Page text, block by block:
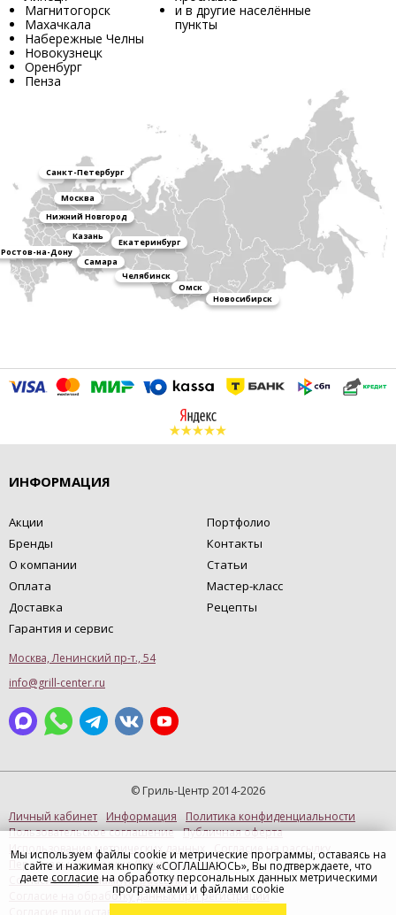
Магнитогорск
Махачкала
Набережные Челны
Новокузнецк
Оренбург
Пенза
и в другие населённые
пункты
Санкт-Петербург
Москва
Нижний Новгород
Казань
Екатеринбург
Ростов-на-Дону
Самара
Челябинск
Омск
Новосибирск
ИНФОРМАЦИЯ
Акции
Бренды
О компании
Оплата
Доставка
Гарантия и сервис
Портфолио
Контакты
Статьи
Мастер-класс
Рецепты
Москва, Ленинский пр-т., 54
info@grill-center.ru
© Гриль-Центр 2014-2026
Личный кабинет Информация
Политика конфиденциальности
Пользовательское соглашение Публичная оферта
Использование метрических данных
Персональные данные (Купить в 1 клик)
Согласие на рекламную рассылку
Согласие на обработку данных при регистрации
Мы используем файлы cookie и метрические программы, оставаясь на
сайте и нажимая кнопку «СОГЛАШАЮСЬ», Вы подтверждаете, что
даете согласие на обработку персональных данных метрическими
программами и файлами cookie